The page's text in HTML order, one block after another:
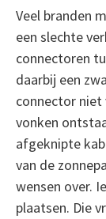
Veel branden
een slechte
connectoren
daarbij een
connector niet
vonken
afgeknipte
van de
wensen over.
plaatsen. Die